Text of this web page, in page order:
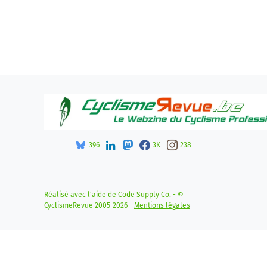
396 3K 238
Réalisé avec l'aide de Code Supply Co. - ©
CyclismeRevue 2005-2026 - Mentions légales